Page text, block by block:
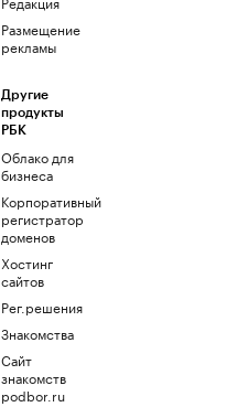
Размещение
рекламы
Другие
продукты
РБК
Облако для
бизнеса
Корпоративный
регистратор
доменов
Хостинг
сайтов
Рег.решения
Знакомства
Сайт
знакомств
podbor.ru